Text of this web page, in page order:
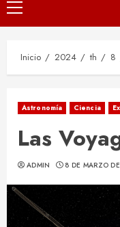
Menú
principal
Inicio 2024 th 8
Astronomía Ciencia
Las
ADMIN 8 DE MARZO